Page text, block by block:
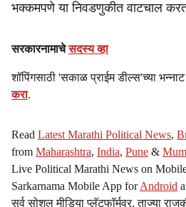
भक्कमपणे या निवडणुकीत वाटचाल
सरकारनामाचेसदस्य व्हा
शॉपिंगसाठी 'सकाळ प्राईम डील्स'च्या
करा.
Read Latest Marathi Political News,
from Maharashtra, India, Pune &
Live Political Marathi News on
Sarkarnama Mobile App forAndroid
सर्व सोशल मीडिया प्लॅटफॉर्मवर. ताज्या